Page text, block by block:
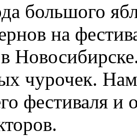
большого
на
чурочек.
фестиваля и